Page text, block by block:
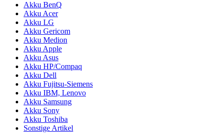
Akku BenQ
Akku Acer
Akku LG
Akku Gericom
Akku Medion
Akku Apple
Akku Asus
Akku HP/Compaq
Akku Dell
Akku Fujitsu-Siemens
Akku IBM, Lenovo
Akku Samsung
Akku Sony
Akku Toshiba
Sonstige Artikel